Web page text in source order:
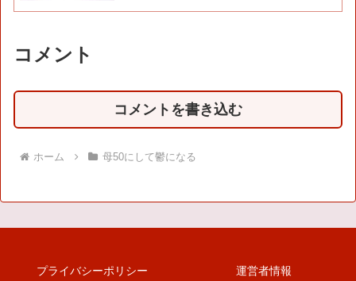
コメント
コメントを書き込む
ホーム 母50にして鬱になる
プライバシーポリシー 運営者情報